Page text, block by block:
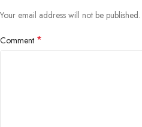
Your email address will not be published.
Comment *